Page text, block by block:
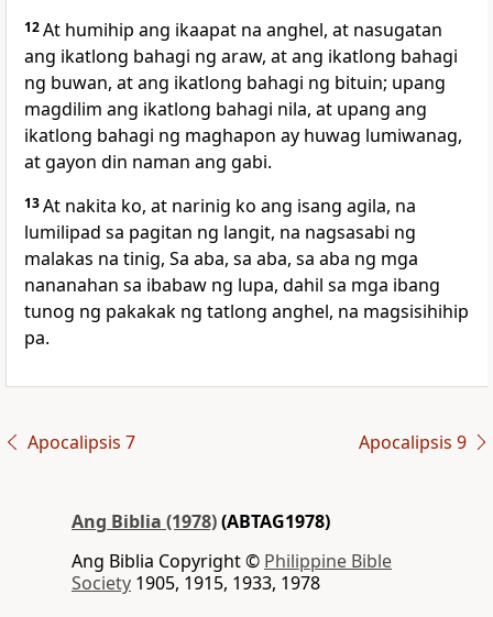
12At humihip ang ikaapat na anghel, at nasugatan
ang ikatlong bahagi ng araw, at ang ikatlong bahagi
ng buwan, at ang ikatlong bahagi ng bituin; upang
magdilim ang ikatlong bahagi nila, at upang ang
ikatlong bahagi ng maghapon ay huwag lumiwanag,
at gayon din naman ang gabi.
13At nakita ko, at narinig ko ang isang agila, na
lumilipad sa pagitan ng langit, na nagsasabi ng
malakas na tinig, Sa aba, sa aba, sa aba ng mga
nananahan sa ibabaw ng lupa, dahil sa mga ibang
tunog ng pakakak ng tatlong anghel, na magsisihihip
pa.
Apocalipsis 7 Apocalipsis 9
Ang Biblia (1978)(ABTAG1978)
Ang Biblia Copyright © Philippine Bible
Society 1905, 1915, 1933, 1978